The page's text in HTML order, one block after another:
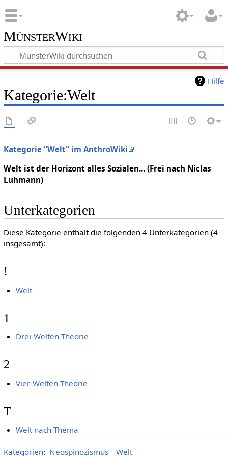
MünsterWiki
Hilfe
Kategorie:Welt
Kategorie "Welt" im AnthroWiki
Welt ist der Horizont alles Sozialen... (Frei nach Niclas
Luhmann)
Unterkategorien
Diese Kategorie enthält die folgenden 4 Unterkategorien (4
insgesamt):
!
Welt
1
Drei-Welten-Theorie
2
Vier-Welten-Theorie
T
Welt nach Thema
Kategorien: Neospinozismus Welt